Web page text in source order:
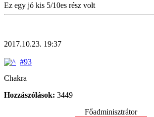
Ez egy jó kis 5/10es rész volt
2017.10.23. 19:37
#93
Chakra
Hozzászólások: 3449
Főadminisztrátor